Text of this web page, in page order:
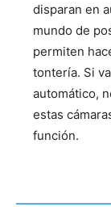
disparan en
mundo de
permiten
tontería. Si
automático,
estas
función.